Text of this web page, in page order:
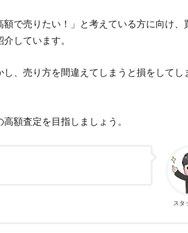
で売りたい！」と考えている方に向け、
しています。
、売り方を間違えてしまうと損をしてし
額査定を目指しましょう。
スタ